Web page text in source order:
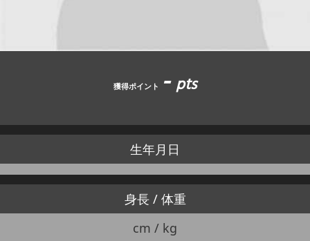
獲得ポイント -pts
生年月日
身長 / 体重
cm / kg